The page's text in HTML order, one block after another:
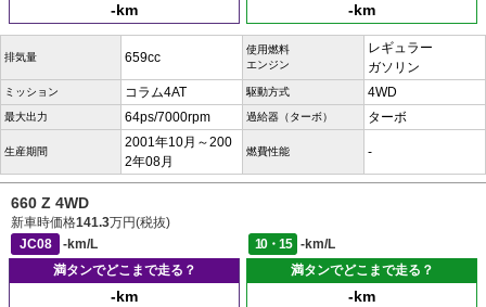
-km -km
排気量 659cc
使用燃料
エンジン
レギュラー
ガソリン
ミッション コラム4AT 駆動方式 4WD
最大出力 64ps/7000rpm 過給器（ターボ） ターボ
生産期間
2001年10月～200
2年08月
燃費性能 -
660 Z 4WD
新車時価格141.3万円(税抜)
JC08
-km/L 10・15
-km/L
満タンでどこまで走る？
-km
満タンでどこまで走る？
-km